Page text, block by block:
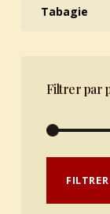
Tabagie
Filtrer par
Prix min
Prix maxFILTRER